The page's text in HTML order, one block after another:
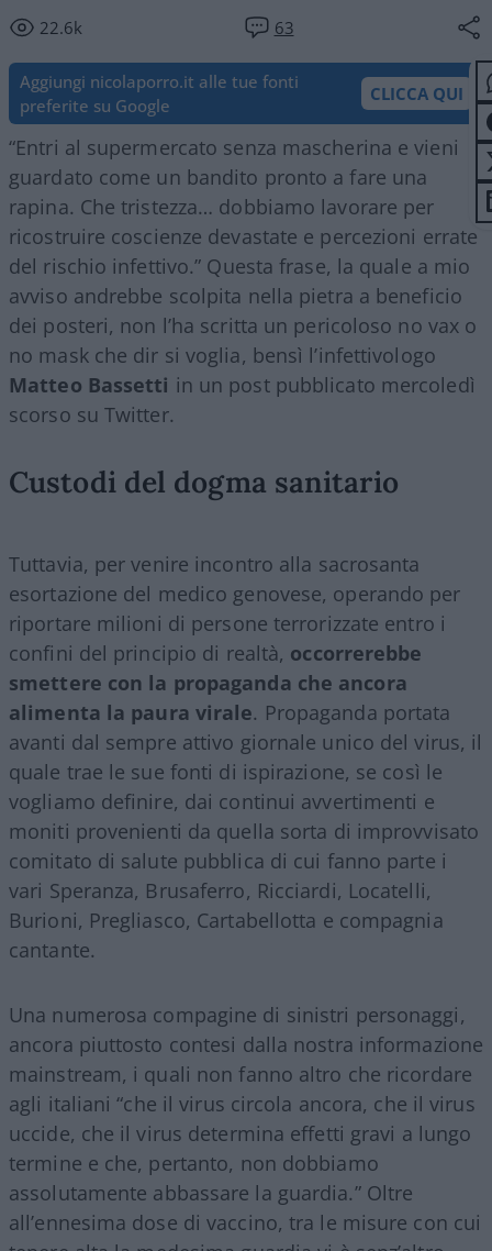
22.6k 63
Aggiungi nicolaporro.it alle tue fonti
preferite su Google
CLICCA QUI
“Entri al supermercato senza mascherina e vieni
guardato come un bandito pronto a fare una
rapina. Che tristezza… dobbiamo lavorare per
ricostruire coscienze devastate e percezioni errate
del rischio infettivo.” Questa frase, la quale a mio
avviso andrebbe scolpita nella pietra a beneficio
dei posteri, non l’ha scritta un pericoloso no vax o
no mask che dir si voglia, bensì l’infettivologo
Matteo Bassetti in un post pubblicato mercoledì
scorso su Twitter.
Custodi del dogma sanitario
Tuttavia, per venire incontro alla sacrosanta
esortazione del medico genovese, operando per
riportare milioni di persone terrorizzate entro i
confini del principio di realtà, occorrerebbe
smettere con la propaganda che ancora
alimenta la paura virale. Propaganda portata
avanti dal sempre attivo giornale unico del virus, il
quale trae le sue fonti di ispirazione, se così le
vogliamo definire, dai continui avvertimenti e
moniti provenienti da quella sorta di improvvisato
comitato di salute pubblica di cui fanno parte i
vari Speranza, Brusaferro, Ricciardi, Locatelli,
Burioni, Pregliasco, Cartabellotta e compagnia
cantante.
Una numerosa compagine di sinistri personaggi,
ancora piuttosto contesi dalla nostra informazione
mainstream, i quali non fanno altro che ricordare
agli italiani “che il virus circola ancora, che il virus
uccide, che il virus determina effetti gravi a lungo
termine e che, pertanto, non dobbiamo
assolutamente abbassare la guardia.” Oltre
all’ennesima dose di vaccino, tra le misure con cui